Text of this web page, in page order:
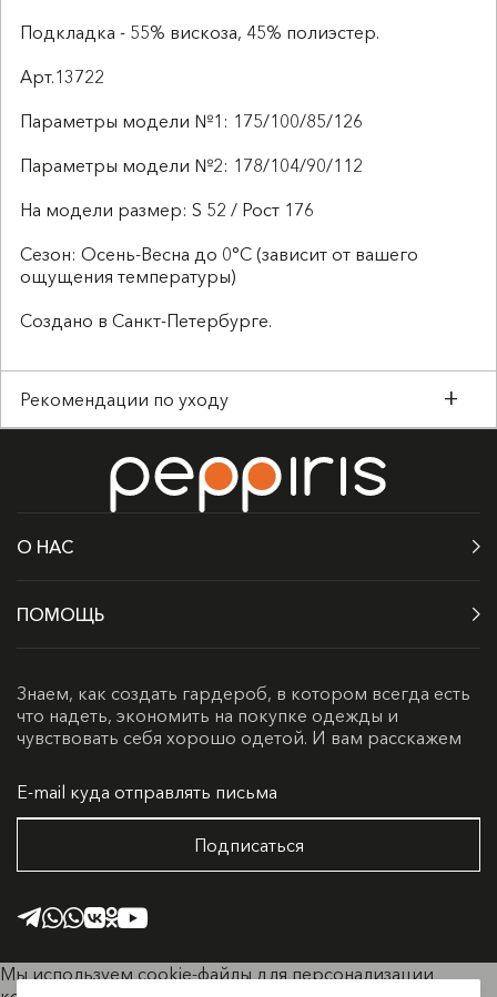
Подкладка - 55% вискоза, 45% полиэстер.
Арт.13722
Параметры модели №1: 175/100/85/126
Параметры модели №2: 178/104/90/112
На модели размер: S 52 / Рост 176
Сезон: Осень-Весна до 0°C (зависит от вашего
ощущения температуры)
Создано в Санкт-Петербурге.
Рекомендации по уходу
О НАС
ПОМОЩЬ
Знаем, как создать гардероб, в котором всегда есть
что надеть, экономить на покупке одежды и
чувствовать себя хорошо одетой. И вам расскажем
Подписаться
Мы используем cookie-файлы для персонализации